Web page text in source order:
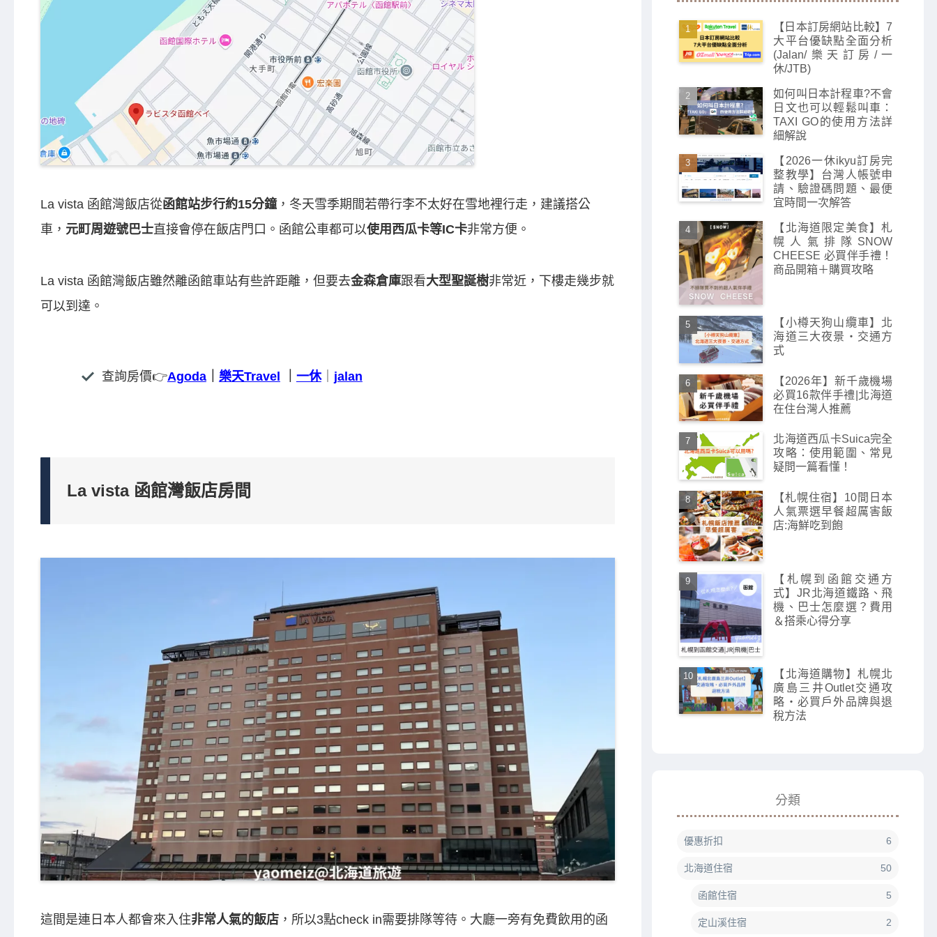
La vista 函館灣飯店從函館站步行約15分鐘，冬天雪季期間若帶行李不太好在雪地裡行走，建議搭公
車， 元町周遊號巴士直接會停在飯店門口。函館公車都可以使用西瓜卡等IC卡非常方便。
La vista 函館灣飯店雖然離函館車站有些許距離，但要去金森倉庫跟看大型聖誕樹非常近，下樓走幾步就
可以到達。
查詢房價👉Agoda｜ 樂天Travel 一休｜ jalan
La vista 函館灣飯店房間
這間是連日本人都會來入住非常人氣的飯店，所以3點check in需要排隊等待。大廳一旁有免費飲用的函
【日本訂房網站比較】7
大平台優缺點全面分析
(Jalan/樂天訂房/一
休/JTB)
如何叫日本計程車?不會
日文也可以輕鬆叫車：
TAXI GO的使用方法詳
細解說
【2026一休ikyu訂房完
整教學】台灣人帳號申
請、驗證碼問題、最便
宜時間一次解答
【北海道限定美食】札
幌人氣排隊SNOW
CHEESE 必買伴手禮！
商品開箱＋購買攻略
【小樽天狗山纜車】北
海道三大夜景・交通方
式
【2026年】新千歲機場
必買16款伴手禮|北海道
在住台灣人推薦
北海道西瓜卡Suica完全
攻略：使用範圍、常見
疑問一篇看懂！
【札幌住宿】10間日本
人氣票選早餐超厲害飯
店:海鮮吃到飽
【札幌到函館交通方
式】JR北海道鐵路、飛
機、巴士怎麼選？費用
＆搭乘心得分享
【北海道購物】札幌北
廣島三井Outlet交通攻
略・必買戶外品牌與退
稅方法
分類
優惠折扣 6
北海道住宿 50
函館住宿 5
定山溪住宿 2